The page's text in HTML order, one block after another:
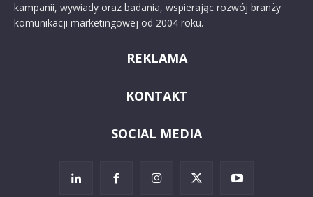
kampanii, wywiady oraz badania, wspierając rozwój branży
komunikacji marketingowej od 2004 roku.
REKLAMA
KONTAKT
SOCIAL MEDIA